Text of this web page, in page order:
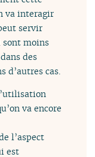
va interagir
servir
sont moins
des
d’autres cas.
va encore
l’aspect
est